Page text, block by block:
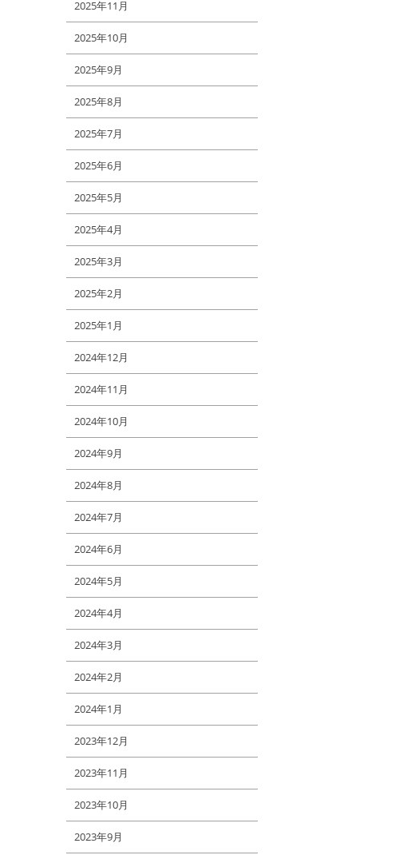
2025年11月
2025年10月
2025年9月
2025年8月
2025年7月
2025年6月
2025年5月
2025年4月
2025年3月
2025年2月
2025年1月
2024年12月
2024年11月
2024年10月
2024年9月
2024年8月
2024年7月
2024年6月
2024年5月
2024年4月
2024年3月
2024年2月
2024年1月
2023年12月
2023年11月
2023年10月
2023年9月